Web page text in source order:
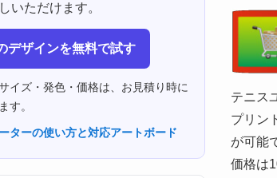
いただけます。
デザインを無料で試す
イズ・発色・価格は、お見積り時に
す。
ターの使い方と対応アートボード
テニス
プリン
が可能
価格は